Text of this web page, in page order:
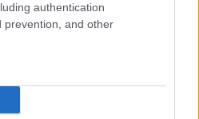
authentication
prevention, and other